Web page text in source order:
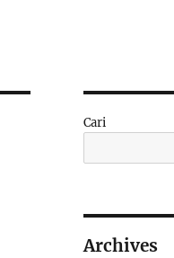
Cari
Archives